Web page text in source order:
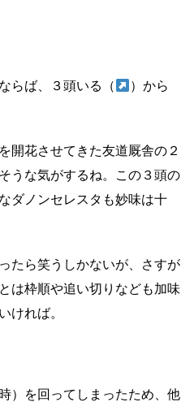
らば、３頭いる（
）から
開花させてきた友道厩舎の２
うな気がするね。この３頭の
ダノンセレスタも妙味は十
たら笑うしかないが、さすが
は枠順や追い切りなども加味
ければ。
）を回ってしまったため、他